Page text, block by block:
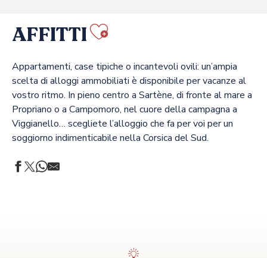
AFFITTI Ajouter aux
Appartamenti, case tipiche o incantevoli ovili: un’ampia
scelta di alloggi ammobiliati è disponibile per vacanze al
vostro ritmo. In pieno centro a Sartène, di fronte al mare a
Propriano o a Campomoro, nel cuore della campagna a
Viggianello… scegliete l’alloggio che fa per voi per un
soggiorno indimenticabile nella Corsica del Sud.